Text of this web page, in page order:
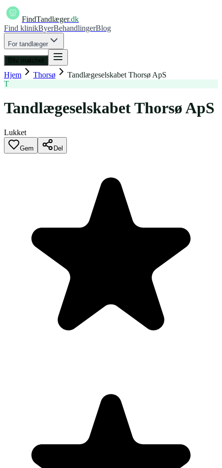
FindTandlæger.dk
Find klinikByerBehandlingerBlog
For tandlæger
Bliv matchet
Hjem Thorsø
Tandlægeselskabet Thorsø ApS
T
Tandlægeselskabet Thorsø ApS
Lukket
Gem Del